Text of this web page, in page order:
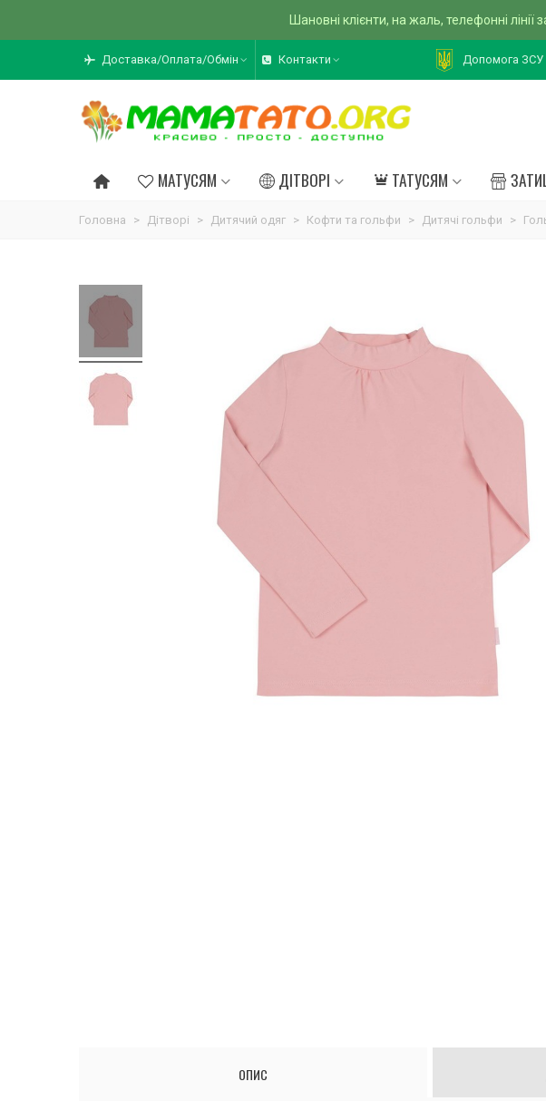
Шановні клієнти, на жаль, телефонні
Доставка/Оплата/Обмін Контакти Допомога ЗСУ
МАТУСЯМ ДІТВОРІ ТАТУСЯМ
Головна > Дітворі > Дитячий одяг > Кофти та гольфи > Дитячі гольфи >
ОПИС